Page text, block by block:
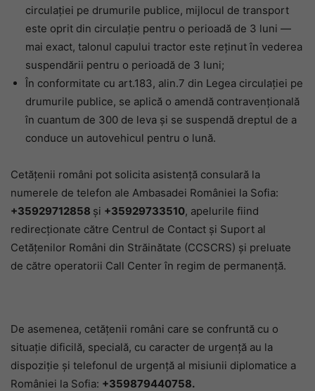
circulației pe drumurile publice, mijlocul de transport
este oprit din circulație pentru o perioadă de 3 luni —
mai exact, talonul capului tractor este reținut în vederea
suspendării pentru o perioadă de 3 luni;
În conformitate cu art.183, alin.7 din Legea circulației pe
drumurile publice, se aplică o amendă contravențională
în cuantum de 300 de leva și se suspendă dreptul de a
conduce un autovehicul pentru o lună.
Cetățenii români pot solicita asistenţă consulară la
numerele de telefon ale Ambasadei României la Sofia:
+35929712858 şi +35929733510, apelurile fiind
redirecționate către Centrul de Contact și Suport al
Cetăţenilor Români din Străinătate (CCSCRS) şi preluate
de către operatorii Call Center în regim de permanență.
De asemenea, cetăţenii români care se confruntă cu o
situaţie dificilă, specială, cu caracter de urgenţă au la
dispoziţie şi telefonul de urgență al misiunii diplomatice a
României la Sofia: +359879440758.